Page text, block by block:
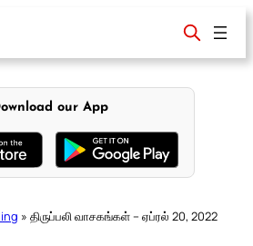
our App
» திருப்பலி வாசகங்கள் – ஏப்ரல் 20, 2022